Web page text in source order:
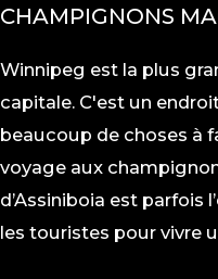
CHAMPIGNONS
Winnipeg est la plus
capitale. C'est un
beaucoup de choses à
voyage aux
d’Assiniboia est parfois
les touristes pour vivre